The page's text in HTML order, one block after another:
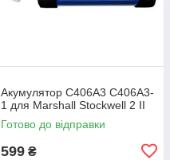
Акумулятор C406A3 C406A3-
1 для Marshall Stockwell 2 II
Готово до відправки
599 ₴